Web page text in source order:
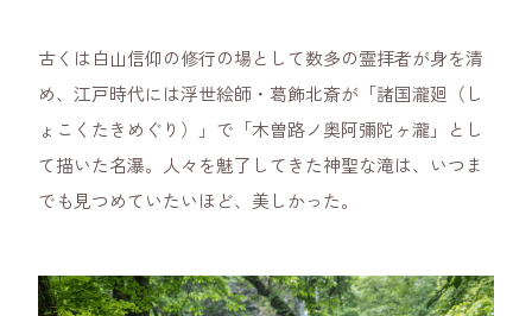
古くは白山信仰の修行の場として数多の霊拝者が身を清
め、江戸時代には浮世絵師・葛飾北斎が「諸国瀧廻（し
ょこくたきめぐり）」で「木曽路ノ奥阿彌陀ヶ瀧」とし
て描いた名瀑。人々を魅了してきた神聖な滝は、いつま
でも見つめていたいほど、美しかった。